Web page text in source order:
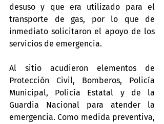
desuso y que era utilizado para el
transporte de gas, por lo que de
inmediato solicitaron el apoyo de los
servicios de emergencia.
Al sitio acudieron elementos de
Protección Civil, Bomberos, Policía
Municipal, Policía Estatal y de la
Guardia Nacional para atender la
emergencia. Como medida preventiva,